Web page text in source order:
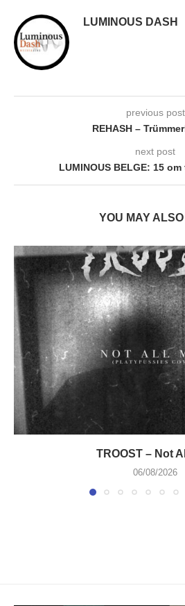
LUMINOUS DASH
previous post
REHASH –
next post
LUMINOUS BELGE: 15
YOU MAY
TROOST – Not
06/08/2026